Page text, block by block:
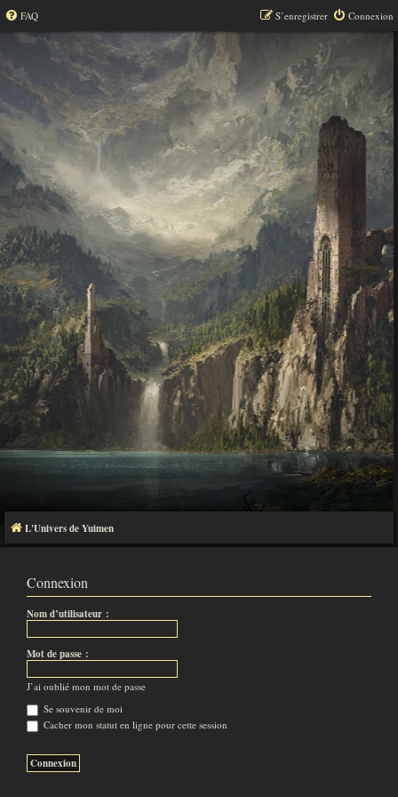
FAQ Connexion
S’enregistrer
L'Univers de Yuimen
Connexion
Nom d’utilisateur :
Mot de passe :
J’ai oublié mon mot de passe
Se souvenir de moi
Cacher mon statut en ligne pour cette session